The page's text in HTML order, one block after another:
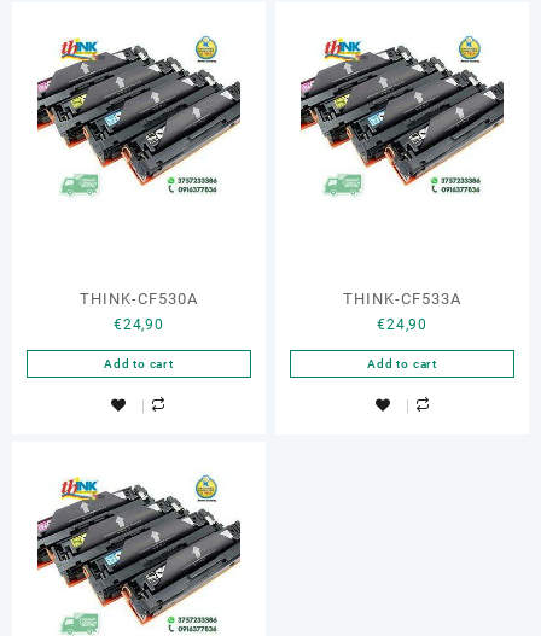
THINK-CF530A
€24,90
Add to cart
THINK-CF533A
€24,90
Add to cart